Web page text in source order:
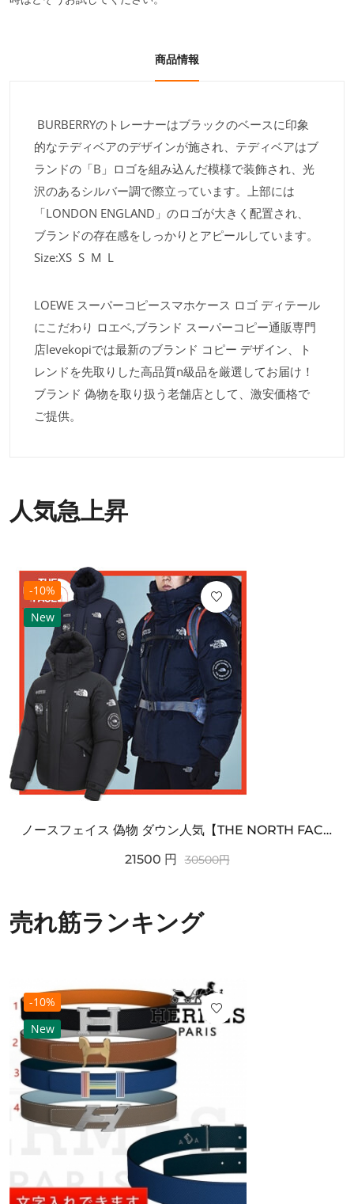
商品情報
BURBERRYのトレーナーはブラックのベースに印象
的なテディベアのデザインが施され、テディベアはブ
ランドの「B」ロゴを組み込んだ模様で装飾され、光
沢のあるシルバー調で際立っています。上部には
「LONDON ENGLAND」のロゴが大きく配置され、
ブランドの存在感をしっかりとアピールしています。
Size:XS S M L
LOEWE スーパーコピースマホケース ロゴ ディテール
にこだわり ロエベ,ブランド スーパーコピー通販専門
店levekopiでは最新のブランド コピー デザイン、ト
レンドを先取りした高品質n級品を厳選してお届け！
ブランド 偽物を取り扱う老舗店として、激安価格で
ご提供。
人気急上昇
-10%
New
ノースフェイス 偽物 ダウン人気【THE NORTH FACE】M'S 7 SUMMIT HIM...
21500 円 30500円
売れ筋ランキング
-10%
New